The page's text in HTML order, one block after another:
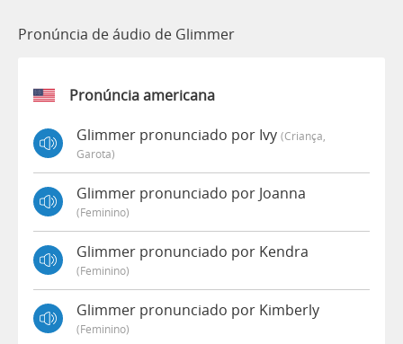
Pronúncia de áudio de Glimmer
Pronúncia americana
Glimmer pronunciado por Ivy (criança,
Garota)
Glimmer pronunciado por Joanna
(feminino)
Glimmer pronunciado por Kendra
(feminino)
Glimmer pronunciado por Kimberly
(feminino)